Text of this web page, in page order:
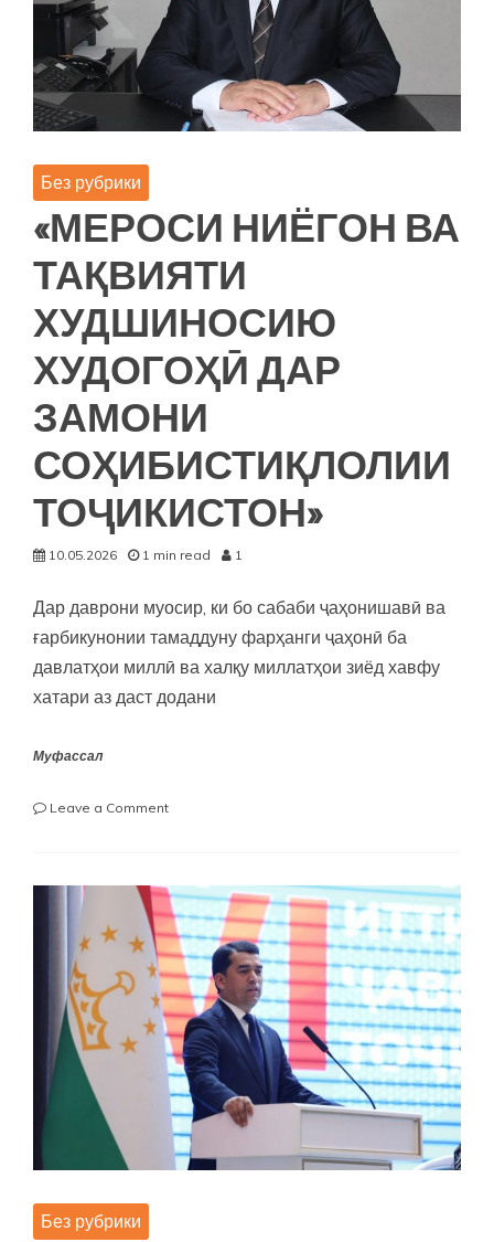
ШАРОИТИ
ҶАҲОНИШАВӢ”
Без рубрики
«МЕРОСИ НИЁГОН ВА
ТАҚВИЯТИ
ХУДШИНОСИЮ
ХУДОГОҲӢ ДАР
ЗАМОНИ
СОҲИБИСТИҚЛОЛИИ
ТОҶИКИСТОН»
10.05.2026 1 min read 1
Дар даврони муосир, ки бо сабаби ҷаҳонишавӣ ва
ғарбикунонии тамаддуну фарҳанги ҷаҳонӣ ба
давлатҳои миллӣ ва халқу миллатҳои зиёд хавфу
хатари аз даст додани
Муфассал
Leave a Commenton
ТАҚВИЯТИ
ХУДШИНОСИЮ
ХУДОГОҲӢ
ДАР
ЗАМОНИ
СОҲИБИСТИҚЛОЛИИ
ТОҶИКИСТОН»
Без рубрики